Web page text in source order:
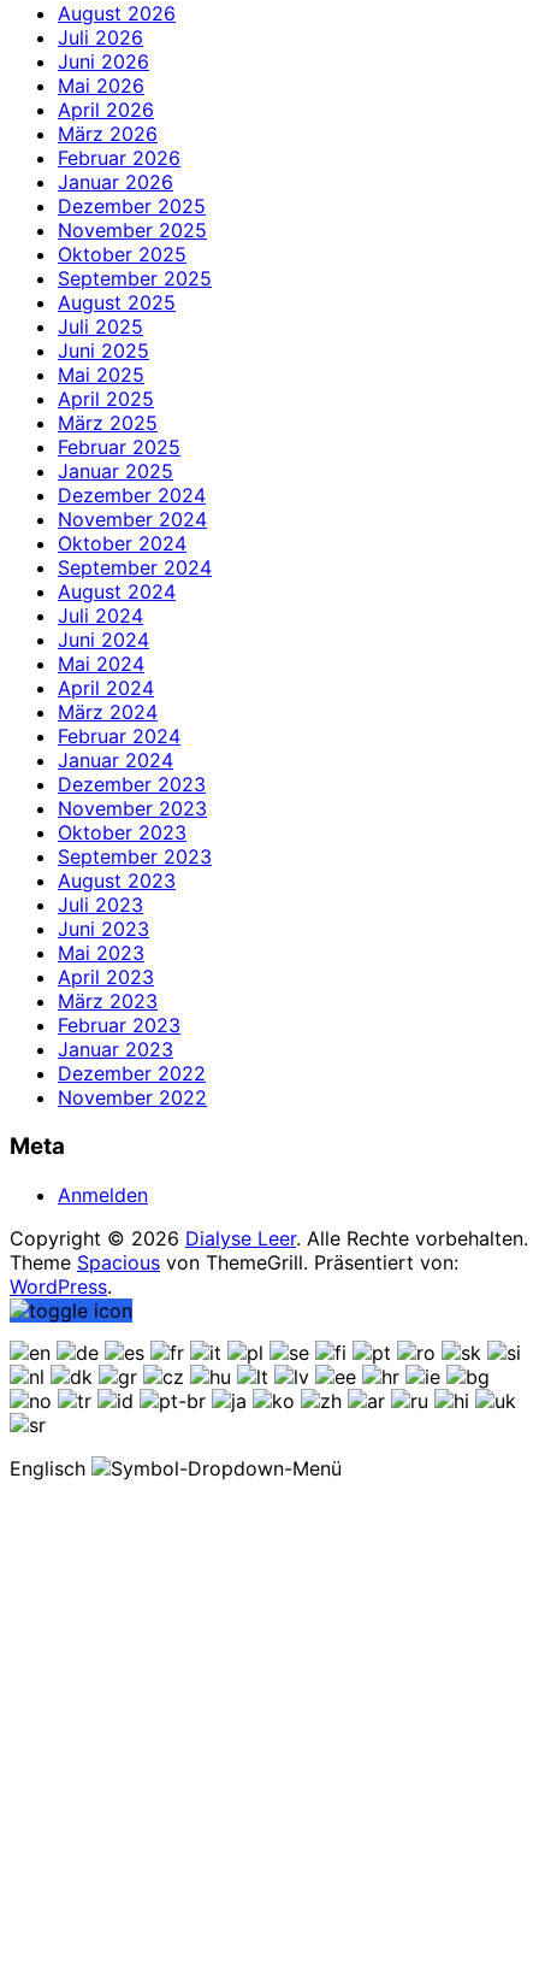
August 2026
Juli 2026
Juni 2026
Mai 2026
April 2026
März 2026
Februar 2026
Januar 2026
Dezember 2025
November 2025
Oktober 2025
September 2025
August 2025
Juli 2025
Juni 2025
Mai 2025
April 2025
März 2025
Februar 2025
Januar 2025
Dezember 2024
November 2024
Oktober 2024
September 2024
August 2024
Juli 2024
Juni 2024
Mai 2024
April 2024
März 2024
Februar 2024
Januar 2024
Dezember 2023
November 2023
Oktober 2023
September 2023
August 2023
Juli 2023
Juni 2023
Mai 2023
April 2023
März 2023
Februar 2023
Januar 2023
Dezember 2022
November 2022
Meta
Anmelden
Copyright © 2026 Dialyse Leer. Alle Rechte vorbehalten.
Theme Spacious von ThemeGrill. Präsentiert von:
WordPress.
Englisch